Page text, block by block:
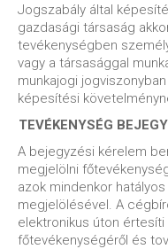
Jogszabály által
gazdasági társaság
tevékenységben
vagy a társasággal
munkajogi
képesítési
TEVÉKENYSÉG
A bejegyzési kérelem
megjelölni
azok mindenkor
megjelölésével. A
elektronikus úton
főtevékenységéről és